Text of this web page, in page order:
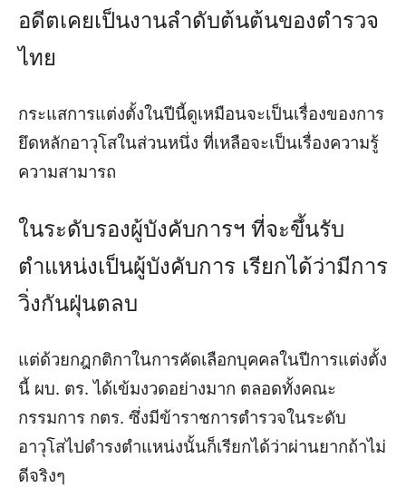
อดีตเคยเป็นงานลำดับต้นต้นของตำรวจ
ไทย
กระแสการแต่งตั้งในปีนี้ดูเหมือนจะเป็นเรื่องของการ
ยึดหลักอาวุโสในส่วนหนึ่ง ที่เหลือจะเป็นเรื่องความรู้
ความสามารถ
ในระดับรองผู้บังคับการฯ ที่จะขึ้นรับ
ตำแหน่งเป็นผู้บังคับการ เรียกได้ว่ามีการ
วิ่งกันฝุ่นตลบ
แต่ด้วยกฎกติกาในการคัดเลือกบุคคลในปีการแต่งตั้ง
นี้ ผบ. ตร. ได้เข้มงวดอย่างมาก ตลอดทั้งคณะ
กรรมการ กตร. ซึ่งมีข้าราชการตำรวจในระดับ
อาวุโสไปดำรงตำแหน่งนั้นก็เรียกได้ว่าผ่านยากถ้าไม่
ดีจริงๆ